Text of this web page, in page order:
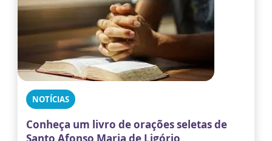
NOTÍCIAS
Conheça um livro de orações seletas de